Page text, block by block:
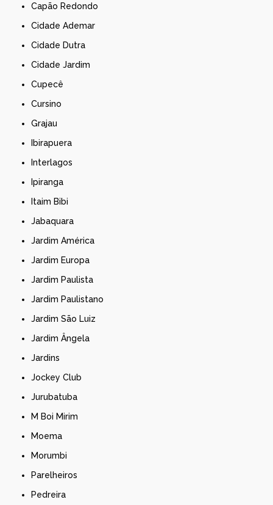
Capão Redondo
Cidade Ademar
Cidade Dutra
Cidade Jardim
Cupecê
Cursino
Grajau
Ibirapuera
Interlagos
Ipiranga
Itaim Bibi
Jabaquara
Jardim América
Jardim Europa
Jardim Paulista
Jardim Paulistano
Jardim São Luiz
Jardim Ângela
Jardins
Jockey Club
Jurubatuba
M Boi Mirim
Moema
Morumbi
Parelheiros
Pedreira